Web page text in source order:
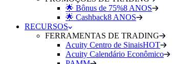
🌟 Bônus de 75%8 ANOS
🌟 Cashback8 ANOS
RECURSOS
FERRAMENTAS DE TRADING
Acuity Centro de SinaisHOT
Acuity Calendário Econômico